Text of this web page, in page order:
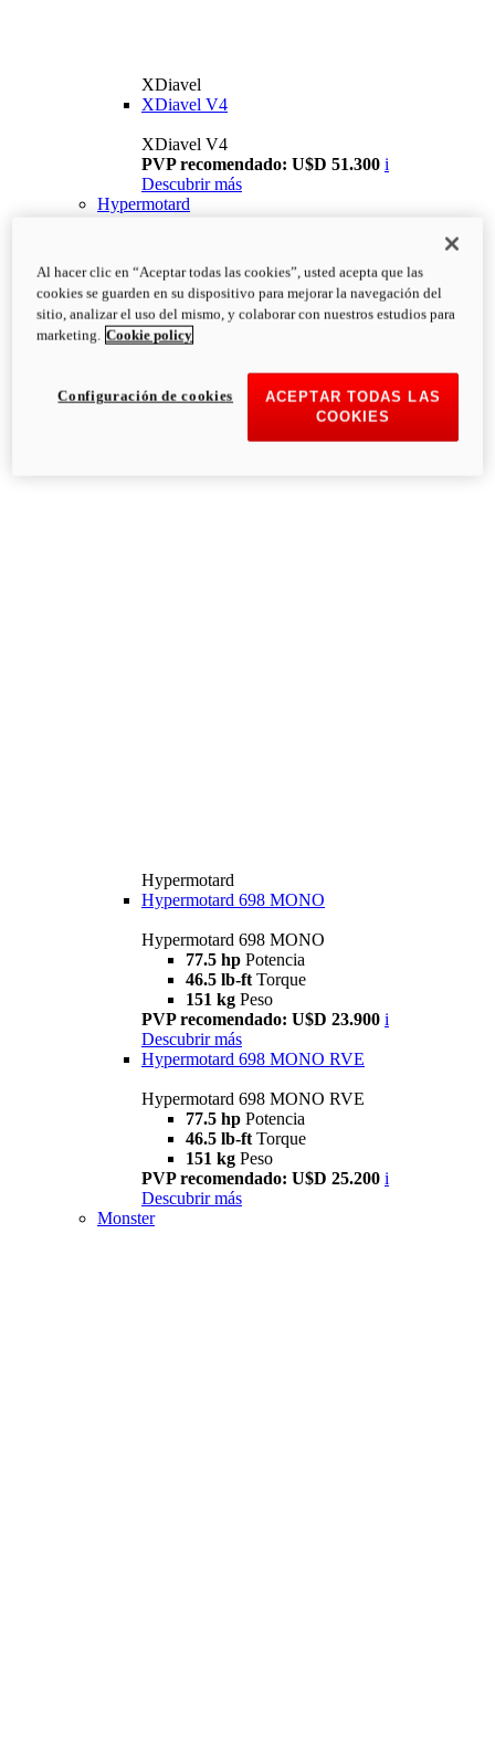
XDiavel
XDiavel V4
XDiavel V4
PVP recomendado: U$D 51.300 i
Descubrir más
Hypermotard
Hypermotard
Hypermotard 698 MONO
Hypermotard 698 MONO
77.5 hp Potencia
46.5 lb-ft Torque
151 kg Peso
PVP recomendado: U$D 23.900 i
Descubrir más
Hypermotard 698 MONO RVE
Hypermotard 698 MONO RVE
77.5 hp Potencia
46.5 lb-ft Torque
151 kg Peso
PVP recomendado: U$D 25.200 i
Descubrir más
Monster
Al hacer clic en “Aceptar todas las cookies”, usted acepta que las
cookies se guarden en su dispositivo para mejorar la navegación del
sitio, analizar el uso del mismo, y colaborar con nuestros estudios para
marketing. Cookie policy
ACEPTAR TODAS LAS
COOKIES
Configuración de cookies